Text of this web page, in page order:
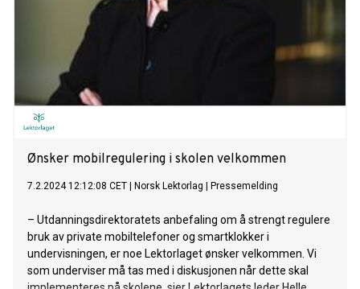
Ønsker mobilregulering i skolen velkommen
7.2.2024 12:12:08 CET Norsk Lektorlag Pressemelding
– Utdanningsdirektoratets anbefaling om å strengt regulere
bruk av private mobiltelefoner og smartklokker i
undervisningen, er noe Lektorlaget ønsker velkommen. Vi
som underviser må tas med i diskusjonen når dette skal